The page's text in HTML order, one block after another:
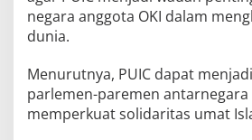
negara anggota OKI dalam
dunia.
Menurutnya, PUIC dapat
parlemen-paremen
memperkuat solidaritas umat